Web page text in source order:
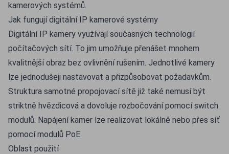
kamerových systémů.
Jak fungují digitální IP kamerové systémy
Digitální IP kamery využívají současných technologií
počítačových sítí. To jim umožňuje přenášet mnohem
kvalitnější obraz bez ovlivnění rušením. Jednotlivé kamery
lze jednodušeji nastavovat a přizpůsobovat požadavkům.
Struktura samotné propojovací sítě již také nemusí být
striktně hvězdicová a dovoluje rozbočování pomocí switch
modulů. Napájení kamer lze realizovat lokálně nebo přes síť
pomocí modulů PoE.
Oblast použití